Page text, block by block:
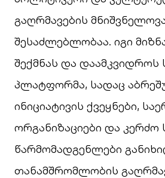
გაღრმავების
შესაძლებლობაა. იგი
შექმნას და დაამკვიდროს
პლატფორმა, სადაც
ინიციატივის ქვეყნები,
ორგანიზაციები და კერძო
წარმომადგენლები
თანამშრომლობის